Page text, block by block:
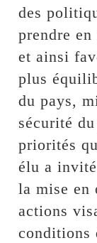
des
prendre
et ainsi
plus
du pays,
sécurité
priorités
élu a
la mise en
actions
conditions